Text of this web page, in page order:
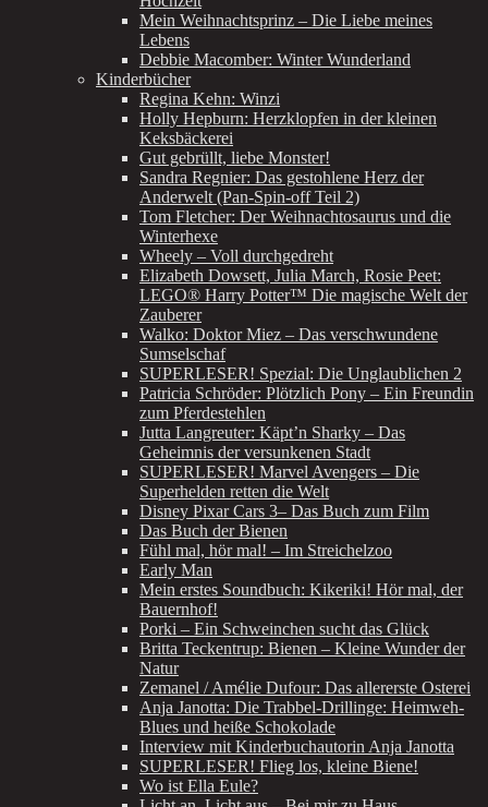
Mein Weihnachtsprinz – Die Liebe meines
Lebens
Debbie Macomber: Winter Wunderland
Kinderbücher
Regina Kehn: Winzi
Holly Hepburn: Herzklopfen in der kleinen
Keksbäckerei
Gut gebrüllt, liebe Monster!
Sandra Regnier: Das gestohlene Herz der
Anderwelt (Pan-Spin-off Teil 2)
Tom Fletcher: Der Weihnachtosaurus und die
Winterhexe
Wheely – Voll durchgedreht
Elizabeth Dowsett, Julia March, Rosie Peet:
LEGO® Harry Potter™ Die magische Welt der
Zauberer
Walko: Doktor Miez – Das verschwundene
Sumselschaf
SUPERLESER! Spezial: Die Unglaublichen 2
Patricia Schröder: Plötzlich Pony – Ein Freundin
zum Pferdestehlen
Jutta Langreuter: Käpt’n Sharky – Das
Geheimnis der versunkenen Stadt
SUPERLESER! Marvel Avengers – Die
Superhelden retten die Welt
Disney Pixar Cars 3– Das Buch zum Film
Das Buch der Bienen
Fühl mal, hör mal! – Im Streichelzoo
Early Man
Mein erstes Soundbuch: Kikeriki! Hör mal, der
Bauernhof!
Porki – Ein Schweinchen sucht das Glück
Britta Teckentrup: Bienen – Kleine Wunder der
Natur
Zemanel / Amélie Dufour: Das allererste Osterei
Anja Janotta: Die Trabbel-Drillinge: Heimweh-
Blues und heiße Schokolade
Interview mit Kinderbuchautorin Anja Janotta
SUPERLESER! Flieg los, kleine Biene!
Wo ist Ella Eule?